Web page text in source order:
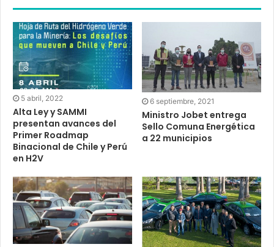
5 abril, 2022
Alta Ley y SAMMI
presentan avances del
Primer Roadmap
Binacional de Chile y Perú
en H2V
6 septiembre, 2021
Ministro Jobet entrega
Sello Comuna Energética
a 22 municipios